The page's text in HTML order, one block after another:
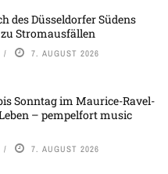
des Düsseldorfer Südens
Stromausfällen
7. AUGUST 2026
Sonntag im Maurice-Ravel-
– pempelfort music
7. AUGUST 2026